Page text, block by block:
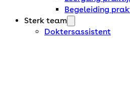
Begeleiding
Sterk team
Doktersassistent